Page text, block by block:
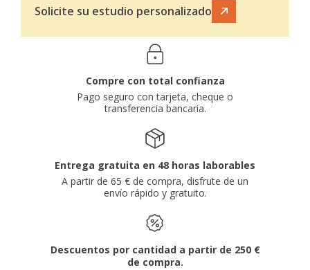
Solicite su estudio personalizado
Compre con total confianza
Pago seguro con tarjeta, cheque o
transferencia bancaria.
Entrega gratuita en 48 horas laborables
A partir de 65 € de compra, disfrute de un
envío rápido y gratuito.
Descuentos por cantidad a partir de 250 €
de compra.